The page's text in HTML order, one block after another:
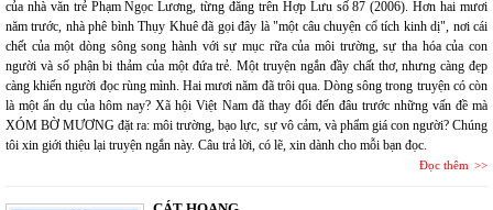
của nhà văn trẻ Phạm Ngọc Lương, từng đăng trên Hợp Lưu số 87 (2006). Hơn hai mươi
năm trước, nhà phê bình Thụy Khuê đã gọi đây là "một câu chuyện cổ tích kinh dị", nơi cái
chết của một dòng sông song hành với sự mục rữa của môi trường, sự tha hóa của con
người và số phận bi thảm của một đứa trẻ. Một truyện ngắn đầy chất thơ, nhưng càng đẹp
càng khiến người đọc rùng mình. Hai mươi năm đã trôi qua. Dòng sông trong truyện có còn
là một ẩn dụ của hôm nay? Xã hội Việt Nam đã thay đổi đến đâu trước những vấn đề mà
XÓM BỜ MƯƠNG đặt ra: môi trường, bạo lực, sự vô cảm, và phẩm giá con người? Chúng
tôi xin giới thiệu lại truyện ngắn này. Câu trả lời, có lẽ, xin dành cho mỗi bạn đọc.
Đọc thêm